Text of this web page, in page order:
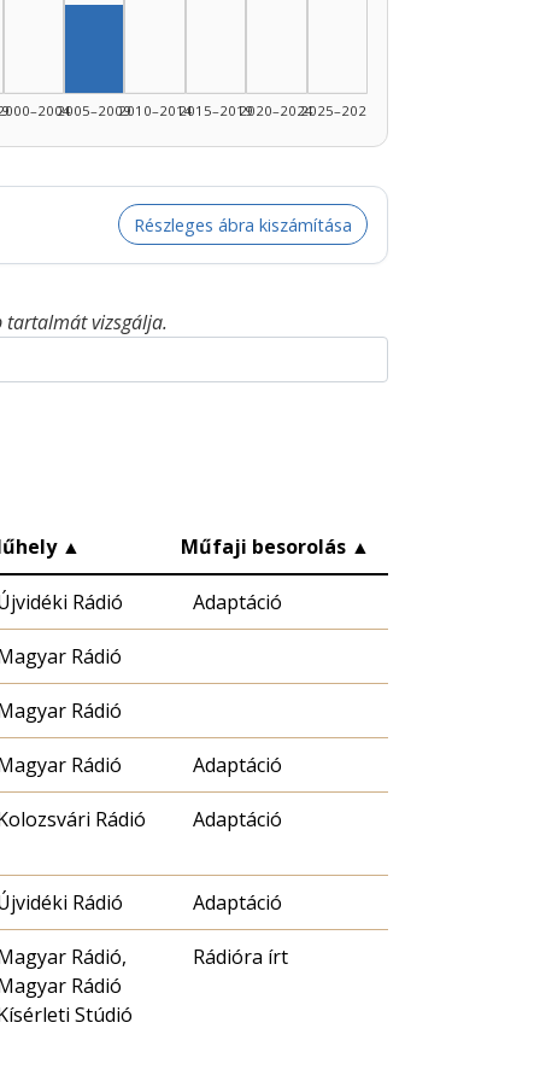
2005–20092010–20142015–20192020–20242025–2026
Részleges ábra kiszámítása
tartalmát vizsgálja.
▲ Műfaji besorolás ▲
Rádió Adaptáció
Rádió
Rádió
Rádió Adaptáció
Rádió Adaptáció
Rádió Adaptáció
Rádió,
Rádió
Stúdió
Rádióra írt